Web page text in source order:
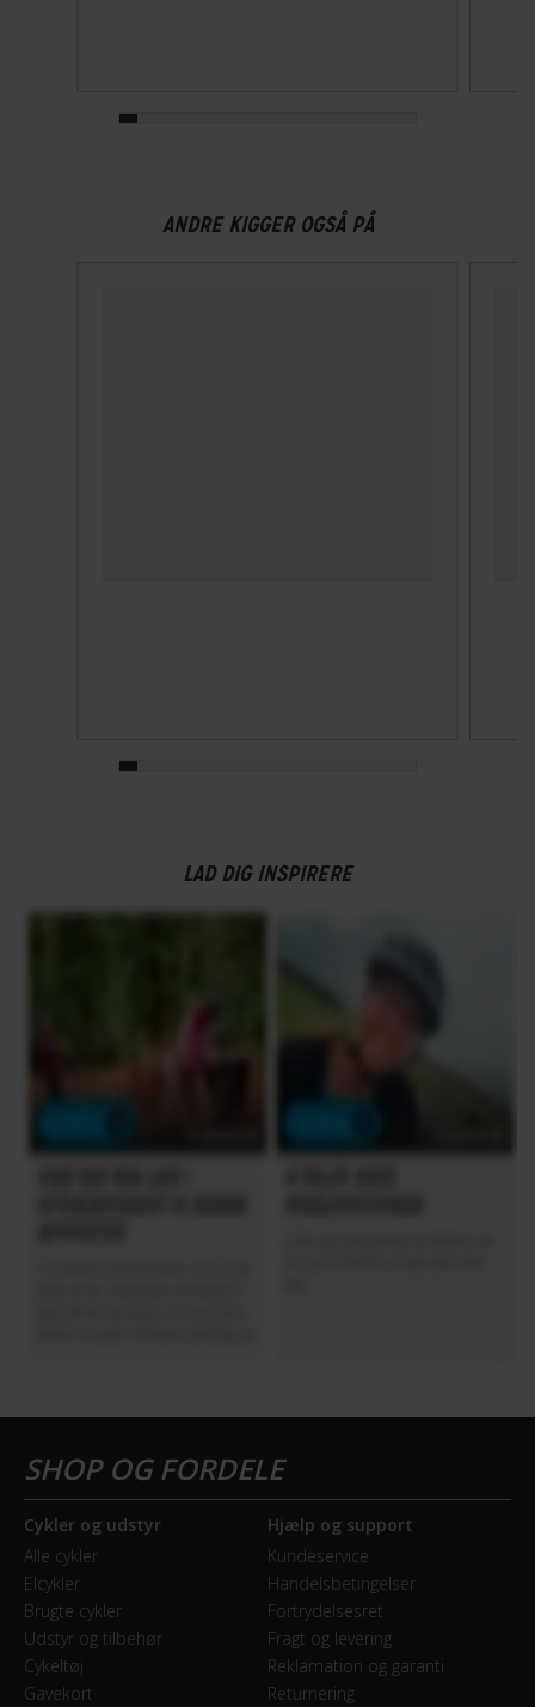
Ventilationshuller
ANDRE KIGGER OGSÅ PÅ
LAD DIG INSPIRERE
Cykler og udstyr
Alle cykler
Elcykler
Brugte cykler
Udstyr og tilbehør
Cykeltøj
Gavekort
Hjælp og support
Kundeservice
Handelsbetingelser
Fortrydelsesret
Fragt og levering
Reklamation og garanti
Returnering